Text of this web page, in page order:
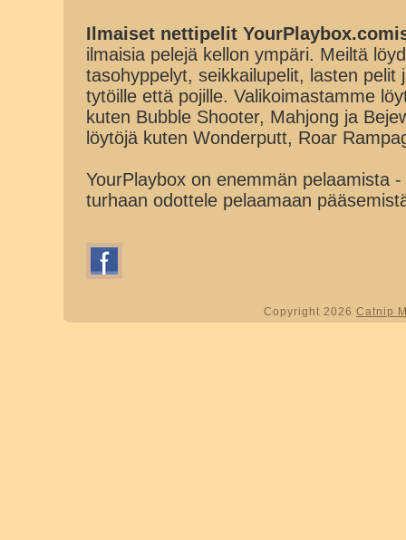
Ilmaiset nettipelit
ilmaisia pelejä kellon ympäri. Meiltä
tasohyppelyt, seikkailupelit, lasten
tytöille että pojille. Valikoimastamme
kuten Bubble Shooter, Mahjong ja
löytöjä kuten Wonderputt, Roar
YourPlaybox on enemmän pelaamista
turhaan odottele pelaamaan
Copyright 2026 Catnip